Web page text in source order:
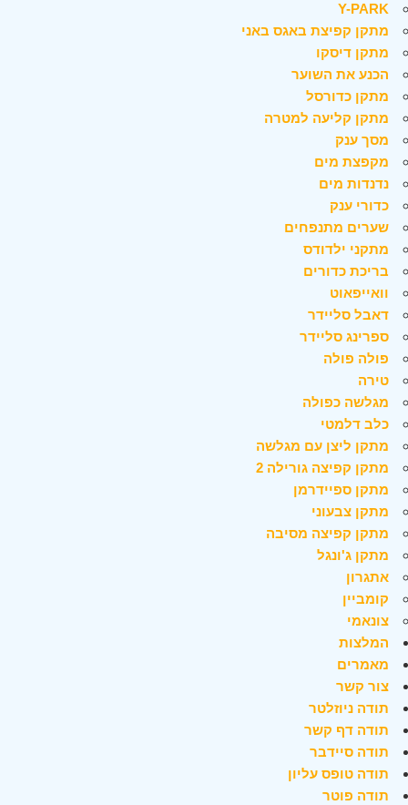
Y-PARK
מתקן קפיצת באגס באני
מתקן דיסקו
הכנע את השוער
מתקן כדורסל
מתקן קליעה למטרה
מסך ענק
מקפצת מים
נדנדות מים
כדורי ענק
שערים מתנפחים
מתקני ילדודס
בריכת כדורים
וואייפאוט
דאבל סליידר
ספרינג סליידר
פולה פולה
טירה
מגלשה כפולה
כלב דלמטי
מתקן ליצן עם מגלשה
מתקן קפיצה גורילה 2
מתקן ספיידרמן
מתקן צבעוני
מתקן קפיצה מסיבה
מתקן ג'ונגל
אתגרון
קומביין
צונאמי
המלצות
מאמרים
צור קשר
תודה ניוזלטר
תודה דף קשר
תודה סיידבר
תודה טופס עליון
תודה פוטר